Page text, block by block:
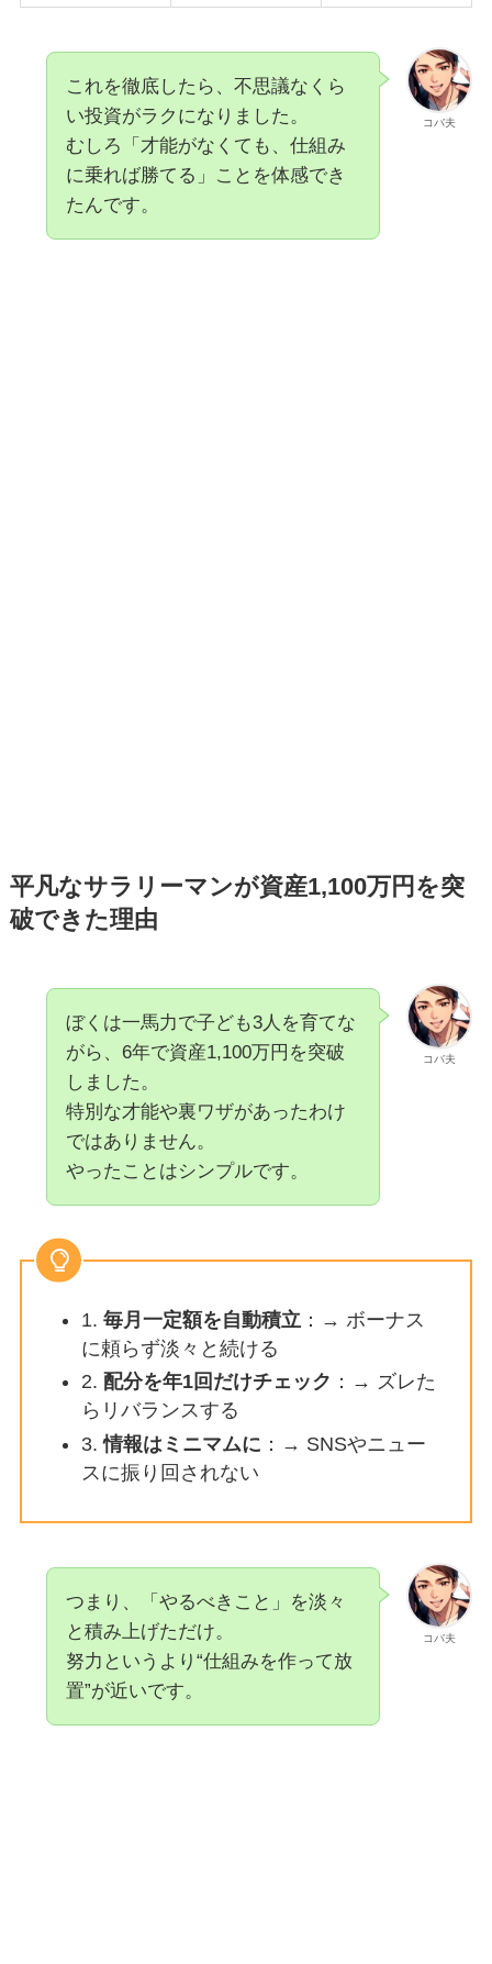
コバ夫
これを徹底したら、不思議なくら
い投資がラクになりました。
むしろ「才能がなくても、仕組み
に乗れば勝てる」ことを体感でき
たんです。
平凡なサラリーマンが資産1,100万円を突
破できた理由
コバ夫
ぼくは一馬力で子ども3人を育てな
がら、6年で資産1,100万円を突破
しました。
特別な才能や裏ワザがあったわけ
ではありません。
やったことはシンプルです。
1. 毎月一定額を自動積立 ：→ ボーナス
に頼らず淡々と続ける
2. 配分を年1回だけチェック ：→ ズレた
らリバランスする
3.情報はミニマムに ：→ SNSやニュー
スに振り回されない
コバ夫
つまり、「やるべきこと」を淡々
と積み上げただけ。
努力というより“仕組みを作って放
置”が近いです。